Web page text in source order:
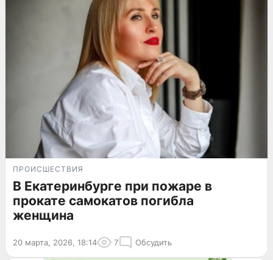
ПРОИСШЕСТВИЯ
В Екатеринбурге при пожаре в
прокате самокатов погибла
женщина
20 марта, 2026, 18:14 7 Обсудить